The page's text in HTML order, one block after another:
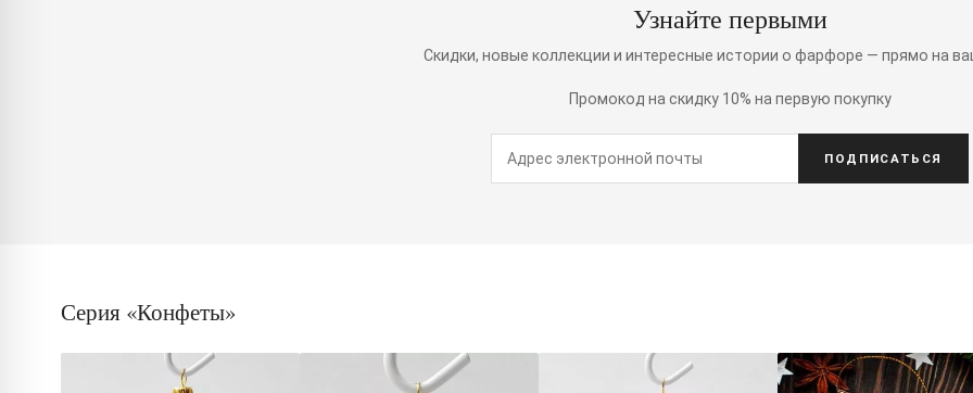
Узнайте первыми
Скидки, новые коллекции и интересные истории о фарфоре — прямо на
Промокод на скидку 10% на первую покупку
ПОДПИСАТЬСЯ
Серия «Конфеты»